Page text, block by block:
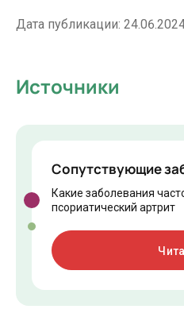
Дата публикации:
Сопутствующие
Какие заболевания
псориатический артрит
Источники